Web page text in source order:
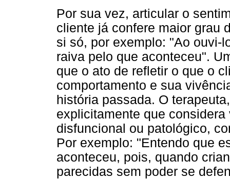
Por sua vez, articular o
cliente já confere maior grau
si só, por exemplo: "Ao ouvi-
raiva pelo que aconteceu".
que o ato de refletir o que o
comportamento e sua
história passada. O
explicitamente que
disfuncional ou patológico,
Por exemplo: "Entendo que
aconteceu, pois, quando
parecidas sem poder se